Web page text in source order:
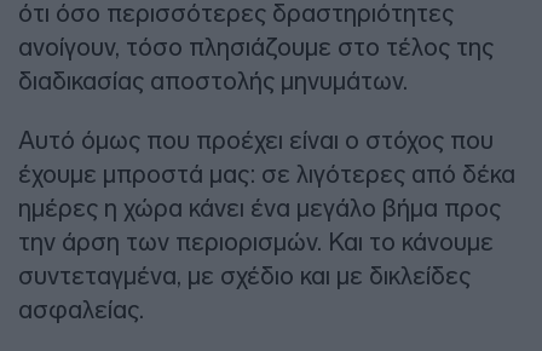
ότι όσο περισσότερες δραστηριότητες
ανοίγουν, τόσο πλησιάζουμε στο τέλος της
διαδικασίας αποστολής μηνυμάτων.
Αυτό όμως που προέχει είναι ο στόχος που
έχουμε μπροστά μας: σε λιγότερες από δέκα
ημέρες η χώρα κάνει ένα μεγάλο βήμα προς
την άρση των περιορισμών. Και το κάνουμε
συντεταγμένα, με σχέδιο και με δικλείδες
ασφαλείας.